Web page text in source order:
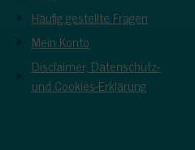
Häufig gestellte Fragen
Mein Konto
Disclaimer, Datenschutz-
und Cookies-Erklärung